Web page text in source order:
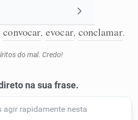
convocar, evocar, conclamar.
do mal. Credo!